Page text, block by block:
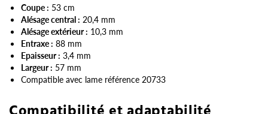
Coupe : 53 cm
Alésage central : 20,4 mm
Alésage extérieur : 10,3 mm
Entraxe : 88 mm
Epaisseur : 3,4 mm
Largeur : 57 mm
Compatible avec lame référence 20733